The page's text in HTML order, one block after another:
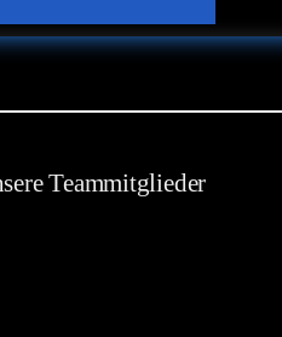
Teammitglieder